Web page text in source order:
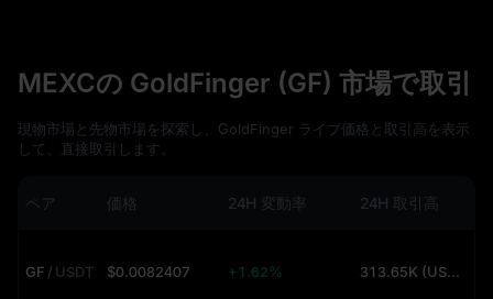
MEXCの GoldFinger (GF) 市場で取引
現物市場と先物市場を探索し、GoldFinger ライブ価格と取引高を表示
して、直接取引します。
ペア 価格 24H 変動率 24H 取引高
GF / USDT $0.0082407 +1.62% 313.65K (USDT)